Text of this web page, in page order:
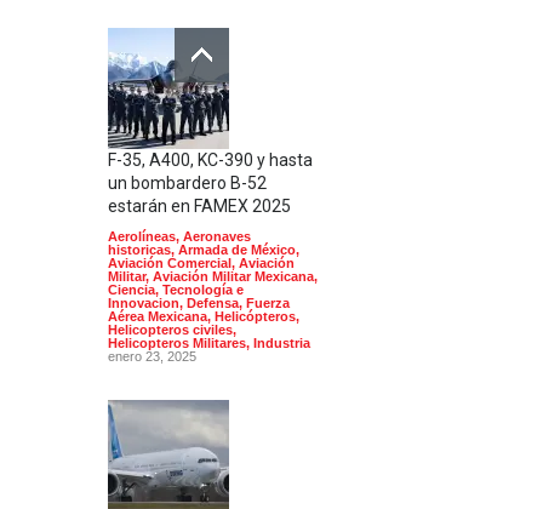
F-35, A400, KC-390 y hasta
un bombardero B-52
estarán en FAMEX 2025
Aerolíneas, Aeronaves
historicas, Armada de México,
Aviación Comercial, Aviación
Militar, Aviación Militar Mexicana,
Ciencia, Tecnología e
Innovacion, Defensa, Fuerza
Aérea Mexicana, Helicópteros,
Helicopteros civiles,
Helicopteros Militares, Industria
enero 23, 2025